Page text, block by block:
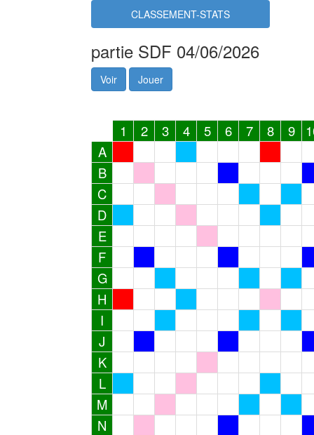
CLASSEMENT-STATS
partie SDF 04/06/2026
Voir Jouer
1 2 3 4 5 6 7 8 9
A
B
C
D
E
F
G
H
I
J
K
L
M
N